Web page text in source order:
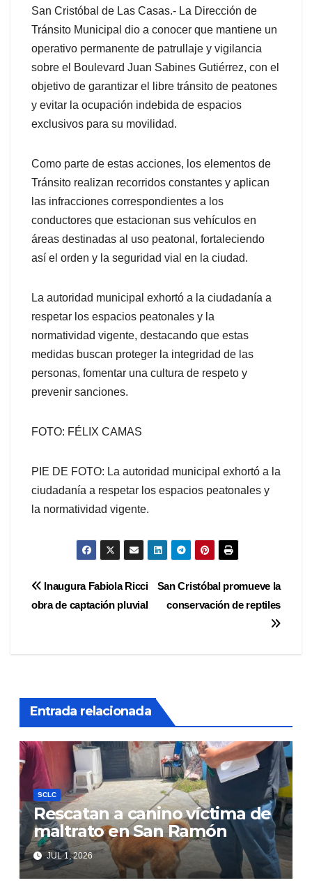
San Cristóbal de Las Casas.- La Dirección de
Tránsito Municipal dio a conocer que mantiene un
operativo permanente de patrullaje y vigilancia
sobre el Boulevard Juan Sabines Gutiérrez, con el
objetivo de garantizar el libre tránsito de peatones
y evitar la ocupación indebida de espacios
exclusivos para su movilidad.
Como parte de estas acciones, los elementos de
Tránsito realizan recorridos constantes y aplican
las infracciones correspondientes a los
conductores que estacionan sus vehículos en
áreas destinadas al uso peatonal, fortaleciendo
así el orden y la seguridad vial en la ciudad.
La autoridad municipal exhortó a la ciudadanía a
respetar los espacios peatonales y la
normatividad vigente, destacando que estas
medidas buscan proteger la integridad de las
personas, fomentar una cultura de respeto y
prevenir sanciones.
FOTO: FÉLIX CAMAS
PIE DE FOTO: La autoridad municipal exhortó a la
ciudadanía a respetar los espacios peatonales y
la normatividad vigente.
Navegación
San Cristóbal promueve la
conservación de reptiles
Inaugura Fabiola Ricci
obra de captación pluvial
Entrada relacionada
SCLC
Rescatan a canino víctima de
maltrato en San Ramón
JUL 1, 2026